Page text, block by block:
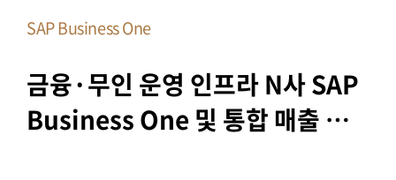
SAP Business One
금융·무인 운영 인프라 N사 SAP
Business One 및 통합 매출